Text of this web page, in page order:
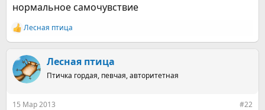
нормальное самочувствие
Р
е
к
ц
и
Лесная птица
Лесная птица
Птичка гордая, певчая, авторитетная
15 Мар 2013 #22